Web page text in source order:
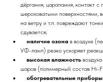
дёргания, царапания, контакт
шероховатыми поверхностями,
на ветру и т.п. повреждают
сдувается;
наличие озона в воздухе
УФ-ламп) резко ускоряет
высокая влажность
шаров (полимерный состав Hi-
обогревательные приборы